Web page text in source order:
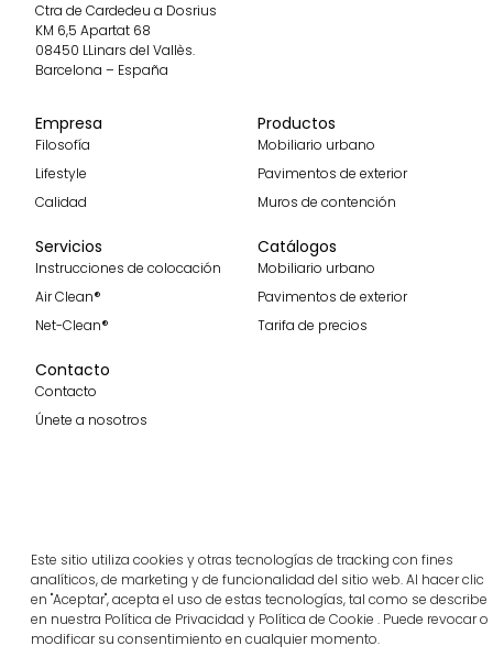
Este sitio utiliza cookies y otras tecnologías de tracking con fines
analíticos, de marketing y de funcionalidad del sitio web. Al hacer clic
en "Aceptar", acepta el uso de estas tecnologías, tal como se describe
en nuestra Política de Privacidad y Política de Cookie . Puede revocar o
modificar su consentimiento en cualquier momento.
Ctra de Cardedeu a Dosrius
KM 6,5 Apartat 68
08450 LLinars del Vallès.
Barcelona – España
Empresa
Filosofía
Lifestyle
Calidad
Productos
Mobiliario urbano
Pavimentos de exterior
Muros de contención
Servicios
Instrucciones de colocación
Air Clean®
Net-Clean®
Catálogos
Mobiliario urbano
Pavimentos de exterior
Tarifa de precios
Contacto
Contacto
Únete a nosotros
Suscribirme
Síguenos